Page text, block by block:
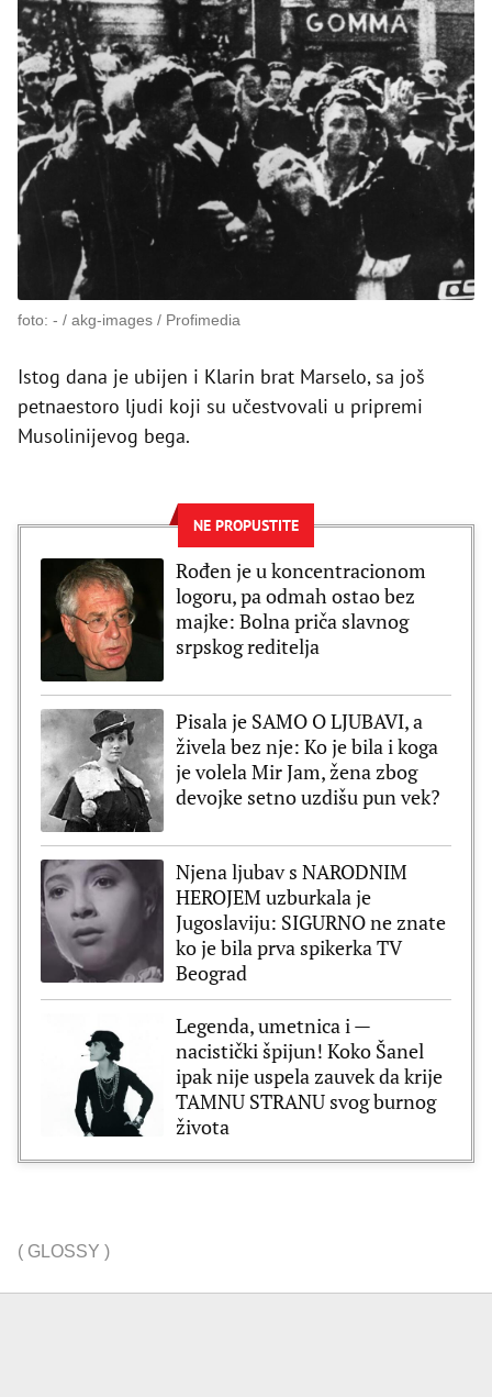
foto: - / akg-images / Profimedia
Istog dana je ubijen i Klarin brat Marselo, sa još
petnaestoro ljudi koji su učestvovali u pripremi
Musolinijevog bega.
NE PROPUSTITE
Rođen je u koncentracionom
logoru, pa odmah ostao bez
majke: Bolna priča slavnog
srpskog reditelja
Pisala je SAMO O LJUBAVI, a
živela bez nje: Ko je bila i koga
je volela Mir Jam, žena zbog
devojke setno uzdišu pun vek?
Njena ljubav s NARODNIM
HEROJEM uzburkala je
Jugoslaviju: SIGURNO ne znate
ko je bila prva spikerka TV
Beograd
Legenda, umetnica i —
nacistički špijun! Koko Šanel
ipak nije uspela zauvek da krije
TAMNU STRANU svog burnog
života
( GLOSSY )